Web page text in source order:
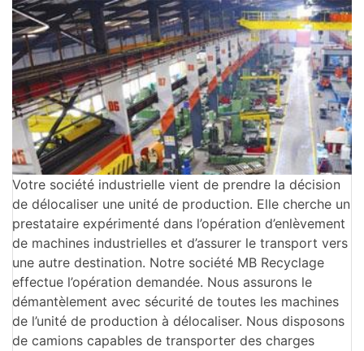
Votre société industrielle vient de prendre la décision
de délocaliser une unité de production. Elle cherche un
prestataire expérimenté dans l’opération d’enlèvement
de machines industrielles et d’assurer le transport vers
une autre destination. Notre société MB Recyclage
effectue l’opération demandée. Nous assurons le
démantèlement avec sécurité de toutes les machines
de l’unité de production à délocaliser. Nous disposons
de camions capables de transporter des charges